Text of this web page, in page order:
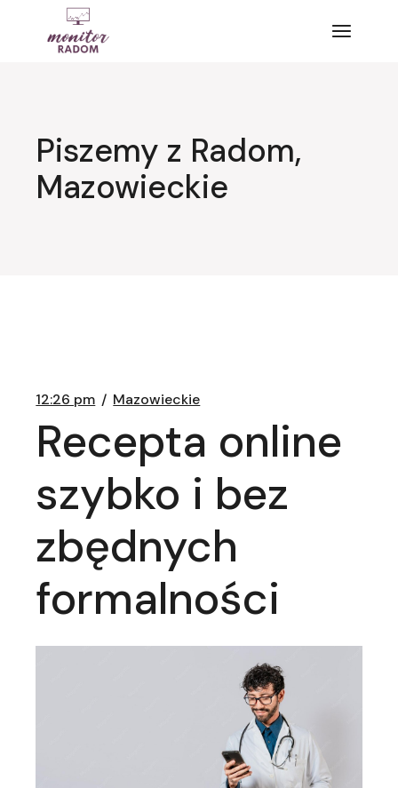
Piszemy z Radom,
Mazowieckie
12:26 pm Mazowieckie
Recepta online
szybko i bez
zbędnych
formalności